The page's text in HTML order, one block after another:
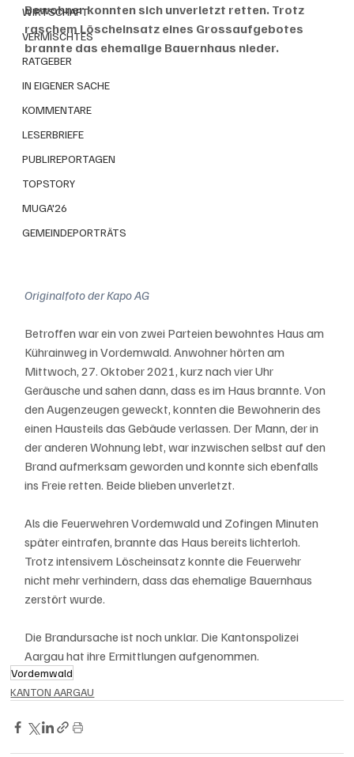
WIRTSCHAFT
VERMISCHTES
RATGEBER
IN EIGENER SACHE
KOMMENTARE
LESERBRIEFE
PUBLIREPORTAGEN
TOPSTORY
MUGA'26
GEMEINDEPORTRÄTS
Bewohner konnten sich unverletzt retten. Trotz
raschem Löscheinsatz eines Grossaufgebotes
brannte das ehemalige Bauernhaus nieder.
Originalfoto der Kapo AG
Betroffen war ein von zwei Parteien bewohntes Haus am
Kührainweg in Vordemwald. Anwohner hörten am
Mittwoch, 27. Oktober 2021, kurz nach vier Uhr
Geräusche und sahen dann, dass es im Haus brannte. Von
den Augenzeugen geweckt, konnten die Bewohnerin des
einen Hausteils das Gebäude verlassen. Der Mann, der in
der anderen Wohnung lebt, war inzwischen selbst auf den
Brand aufmerksam geworden und konnte sich ebenfalls
ins Freie retten. Beide blieben unverletzt.
Als die Feuerwehren Vordemwald und Zofingen Minuten
später eintrafen, brannte das Haus bereits lichterloh.
Trotz intensivem Löscheinsatz konnte die Feuerwehr
nicht mehr verhindern, dass das ehemalige Bauernhaus
zerstört wurde.
Die Brandursache ist noch unklar. Die Kantonspolizei
Aargau hat ihre Ermittlungen aufgenommen.
Vordemwald
KANTON AARGAU